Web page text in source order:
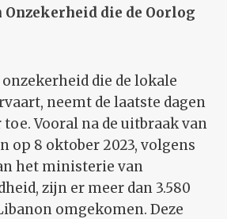
Onzekerheid die de Oorlog
die de lokale
neemt de laatste dagen
toe. Vooral na de uitbraak van
op 8 oktober 2023, volgens
het ministerie van
zijn er meer dan 3.580
omgekomen. Deze